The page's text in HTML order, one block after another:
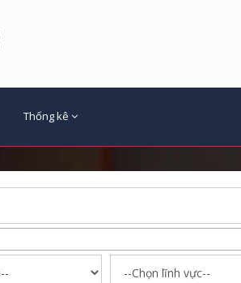
Thống kê